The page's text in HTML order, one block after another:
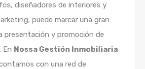
diseñadores de interiores y
puede marcar una gran
presentación y promoción de
En Nossa Gestión Inmobiliaria
con una red de